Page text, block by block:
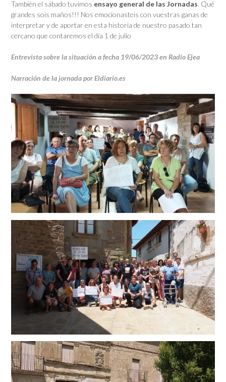
También el sábado tuvimos ensayo general de las Jornadas. Qué
grandes sois maños!!! Nos emocionasteis con vuestras ganas de
interpretar y de aportar en esta historia de nuestro pasado tan
cercano que contaremos el día 1 de julio
Entrevista sobre la situación a fecha 19/06/2023 en Radio Ejea
Narración de la jornada por Eldiario.es